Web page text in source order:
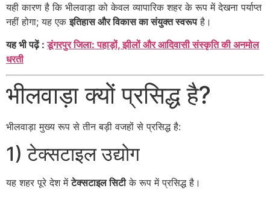
यही कारण है कि भीलवाड़ा को केवल व्यापारिक शहर के रूप में देखना पर्याप्त
नहीं होगा; यह एकइतिहास और विकास का संयुक्त स्वरूपहै।
यह भी पढ़ें :डूंगरपुर जिला: पहाड़ों, झीलों और आदिवासी संस्कृति की अनमोल
धरती
भीलवाड़ा क्यों प्रसिद्ध है?
भीलवाड़ा मुख्य रूप से तीन बड़ी वजहों से प्रसिद्ध है:
1) टेक्सटाइल उद्योग
यह शहर पूरे देश मेंटेक्सटाइल सिटीके रूप में प्रसिद्ध है।